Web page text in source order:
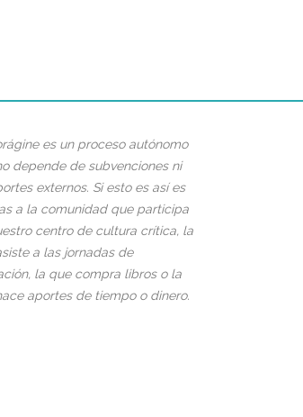
es un proceso autónomo
depende de subvenciones ni
externos. Si esto es así es
a la comunidad que participa
centro de cultura crítica, la
a las jornadas de
la que compra libros o la
aportes de tiempo o dinero.